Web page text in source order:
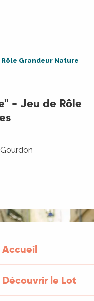
Accueil
Découvrir le Lot
Rôle Grandeur Nature
- Jeu de Rôle